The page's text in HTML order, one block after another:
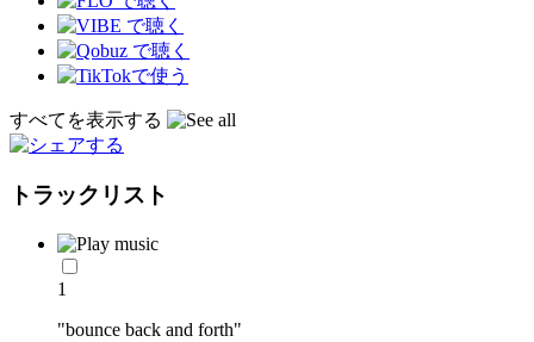
すべてを表示する
トラックリスト
1
"bounce back and forth"